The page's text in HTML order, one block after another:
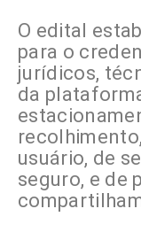
O edital
para o
jurídicos,
da
usuário, de
seguro, e de